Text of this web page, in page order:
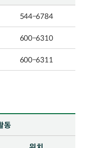
544-6784
600-6310
600-6311
동